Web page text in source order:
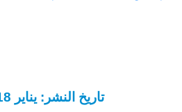
تاريخ النشر: يناير 18, 2024 7:52 ص